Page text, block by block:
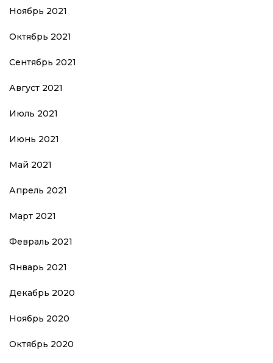
Ноябрь 2021
Октябрь 2021
Сентябрь 2021
Август 2021
Июль 2021
Июнь 2021
Май 2021
Апрель 2021
Март 2021
Февраль 2021
Январь 2021
Декабрь 2020
Ноябрь 2020
Октябрь 2020